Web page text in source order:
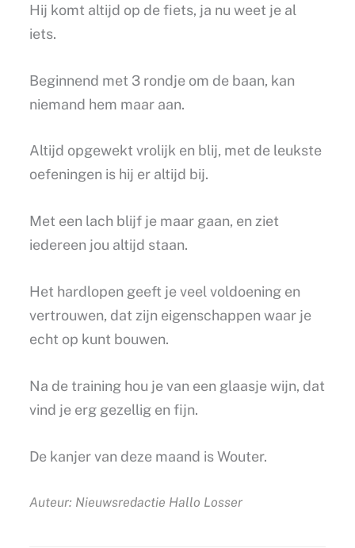
Hij komt altijd op de fiets, ja nu weet je al
iets.
Beginnend met 3 rondje om de baan, kan
niemand hem maar aan.
Altijd opgewekt vrolijk en blij, met de leukste
oefeningen is hij er altijd bij.
Met een lach blijf je maar gaan, en ziet
iedereen jou altijd staan.
Het hardlopen geeft je veel voldoening en
vertrouwen, dat zijn eigenschappen waar je
echt op kunt bouwen.
Na de training hou je van een glaasje wijn, dat
vind je erg gezellig en fijn.
De kanjer van deze maand is Wouter.
Auteur: Nieuwsredactie Hallo Losser